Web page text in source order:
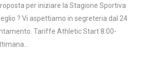
per iniziare la Stagione Sportiva
? Vi aspettiamo in segreteria dal 24
Tariffe Athletic Start 8:00-